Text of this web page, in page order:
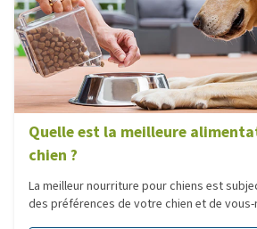
Quelle est la meilleure
chien ?
La meilleur nourriture pour chiens est
des préférences de votre chien et de vous-